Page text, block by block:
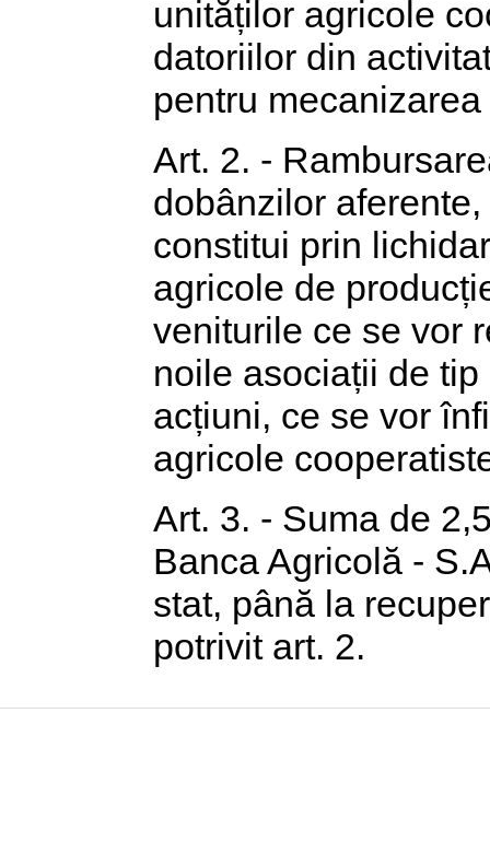
unităților agricole
datoriilor din
pentru
Art. 2. -
dobânzilor
constitui prin
agricole de
veniturile ce se vor
noile asociații de
acțiuni, ce se vor
agricole
Art. 3. - Suma de
Banca Agricolă -
stat, până la
potrivit art. 2.